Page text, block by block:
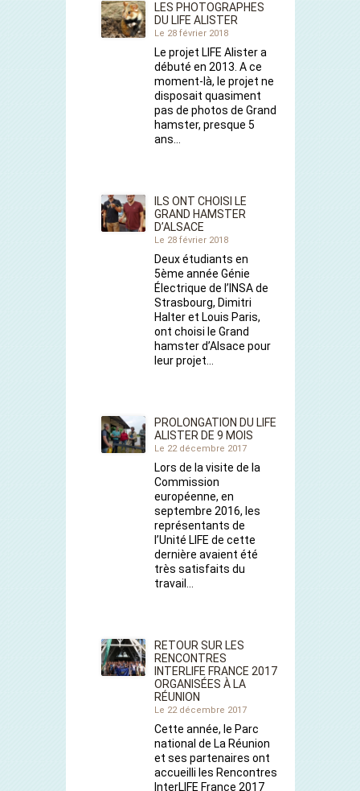
LES PHOTOGRAPHES
DU LIFE ALISTER
Le 28 février 2018
Le projet LIFE Alister a
débuté en 2013. A ce
moment-là, le projet ne
disposait quasiment
pas de photos de Grand
hamster, presque 5
ans…
ILS ONT CHOISI LE
GRAND HAMSTER
D’ALSACE
Le 28 février 2018
Deux étudiants en
5ème année Génie
Électrique de l’INSA de
Strasbourg, Dimitri
Halter et Louis Paris,
ont choisi le Grand
hamster d’Alsace pour
leur projet…
PROLONGATION DU LIFE
ALISTER DE 9 MOIS
Le 22 décembre 2017
Lors de la visite de la
Commission
européenne, en
septembre 2016, les
représentants de
l’Unité LIFE de cette
dernière avaient été
très satisfaits du
travail…
RETOUR SUR LES
RENCONTRES
INTERLIFE FRANCE 2017
ORGANISÉES À LA
RÉUNION
Le 22 décembre 2017
Cette année, le Parc
national de La Réunion
et ses partenaires ont
accueilli les Rencontres
InterLIFE France 2017